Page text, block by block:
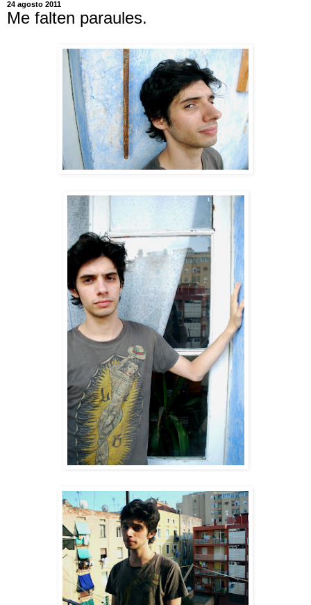
24 agosto 2011
Me falten paraules.